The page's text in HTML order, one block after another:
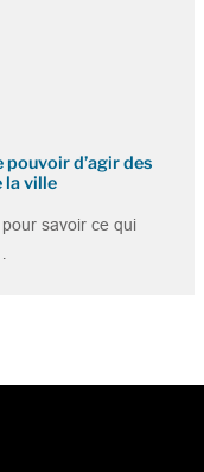
d’agir des
la ville
savoir ce qui